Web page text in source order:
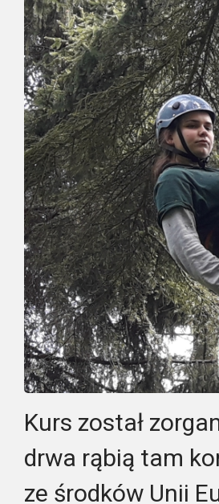
Kurs został
drwa rąbią tam
ze środków Unii